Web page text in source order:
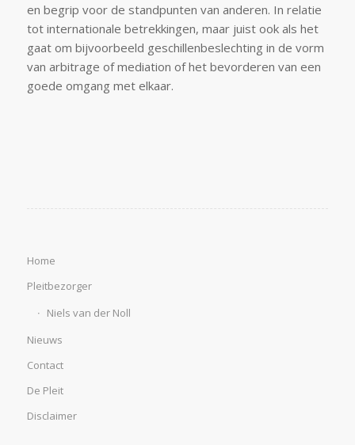
en begrip voor de standpunten van anderen. In relatie
tot internationale betrekkingen, maar juist ook als het
gaat om bijvoorbeeld geschillenbeslechting in de vorm
van arbitrage of mediation of het bevorderen van een
goede omgang met elkaar.
Home
Pleitbezorger
Niels van der Noll
Nieuws
Contact
De Pleit
Disclaimer